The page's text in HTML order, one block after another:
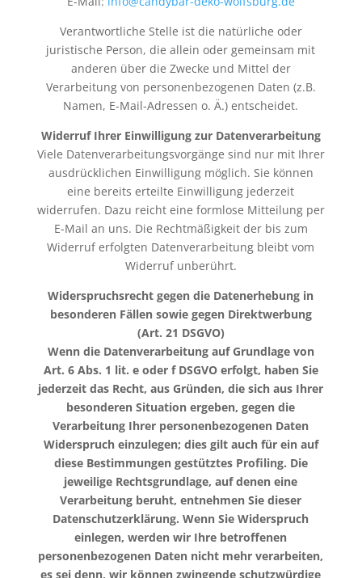
Verantwortliche Stelle ist die natürliche oder
juristische Person, die allein oder gemeinsam mit
anderen über die Zwecke und Mittel der
Verarbeitung von personenbezogenen Daten (z.B.
Namen, E-Mail-Adressen o. Ä.) entscheidet.
Widerruf Ihrer Einwilligung zur Datenverarbeitung
Viele Datenverarbeitungsvorgänge sind nur mit Ihrer
ausdrücklichen Einwilligung möglich. Sie können
eine bereits erteilte Einwilligung jederzeit
widerrufen. Dazu reicht eine formlose Mitteilung per
E-Mail an uns. Die Rechtmäßigkeit der bis zum
Widerruf erfolgten Datenverarbeitung bleibt vom
Widerruf unberührt.
Widerspruchsrecht gegen die Datenerhebung in
besonderen Fällen sowie gegen Direktwerbung
(Art. 21 DSGVO)
Wenn die Datenverarbeitung auf Grundlage von
Art. 6 Abs. 1 lit. e oder f DSGVO erfolgt, haben Sie
jederzeit das Recht, aus Gründen, die sich aus Ihrer
besonderen Situation ergeben, gegen die
Verarbeitung Ihrer personenbezogenen Daten
Widerspruch einzulegen; dies gilt auch für ein auf
diese Bestimmungen gestütztes Profiling. Die
jeweilige Rechtsgrundlage, auf denen eine
Verarbeitung beruht, entnehmen Sie dieser
Datenschutzerklärung. Wenn Sie Widerspruch
einlegen, werden wir Ihre betroffenen
personenbezogenen Daten nicht mehr verarbeiten,
es sei denn, wir können zwingende schutzwürdige